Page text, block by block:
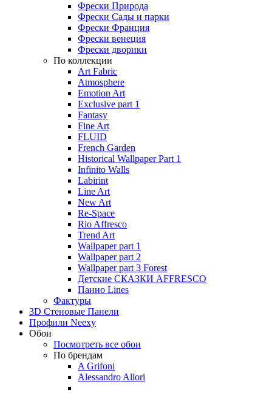
Фрески Природа
Фрески Сады и парки
Фрески Франция
Фрески венеция
Фрески дворики
По коллекции
Art Fabric
Atmosphere
Emotion Art
Exclusive part 1
Fantasy
Fine Art
FLUID
French Garden
Historical Wallpaper Part 1
Infinito Walls
Labirint
Line Art
New Art
Re-Space
Rio Affresco
Trend Art
Wallpaper part 1
Wallpaper part 2
Wallpaper part 3 Forest
Детские СКАЗКИ AFFRESCO
Панно Lines
Фактуры
3D Стеновые Панели
Профили Neexy
Обои
Посмотреть все обои
По брендам
A Grifoni
Alessandro Allori